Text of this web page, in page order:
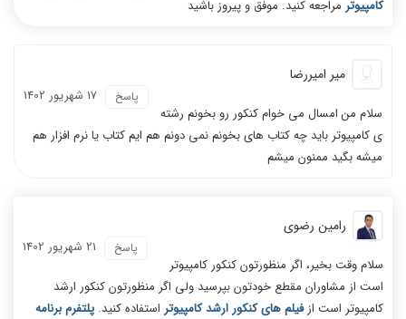
کامپیوتر مراجعه کنید. موفق و پیروز باشید
میر امیررضا
17 شهریور 1402 پاسخ
سلام من امسال می خوام کنکور رو بخونم رشته
ی کامپیوتر باید چه کتاب های بخونم نمی دونم هم ایم کتاب یا نرم افزار هم
میشه بگید ممنون میشم
رامین رضوی
21 شهریور 1402 پاسخ
سلام وقت بخیر، اگر منظورتون کنکور کامپیوتر
است از مشاوران مقطع خودتون بپرسید ولی اگر منظورتون کنکور ارشد
کامپیوتر است ازفیلم های کنکور ارشد کامپیوتر استفاده کنید. پلتفرم برنامه